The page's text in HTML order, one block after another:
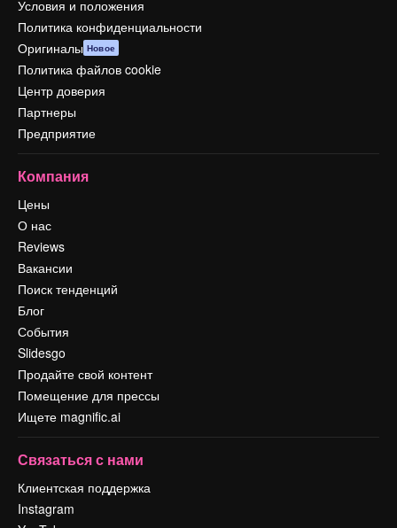
Условия и положения
Политика конфиденциальности
Оригиналы Новое
Политика файлов cookie
Центр доверия
Партнеры
Предприятие
Компания
Цены
О нас
Reviews
Вакансии
Поиск тенденций
Блог
События
Slidesgo
Продайте свой контент
Помещение для прессы
Ищете magnific.ai
Связаться с нами
Клиентская поддержка
Instagram